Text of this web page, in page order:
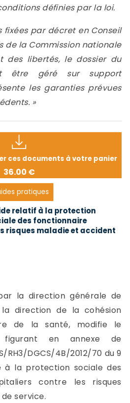
définies par la loi.
fixées par décret en Conseil
de la Commission nationale
des libertés, le dossier du
être géré sur support
les garanties prévues
»
ces documents à votre panier
36.00 €
pratiques
relatif à la protection
des fonctionnaire
risques maladie et accident
la direction générale de
direction de la cohésion
de la santé, modifie le
figurant en annexe de
RH3/DGCS/4B/2012/70 du 9
à la protection sociale des
contre les risques
service.